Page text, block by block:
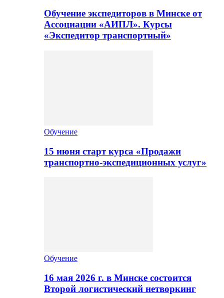
Обучение экспедиторов в Минске от
Ассоциации «АИПЛ». Курсы
«Экспедитор транспортный»
Обучение
15 июня старт курса «Продажи
транспортно-экспедиционных услуг»
Обучение
16 мая 2026 г. в Минске состоится
Второй логистический нетворкинг